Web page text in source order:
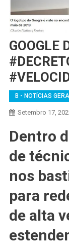
GOOGLE
B - NOTÍCIAS
Setembro 17,
Dentro
de
nos
para
de alta